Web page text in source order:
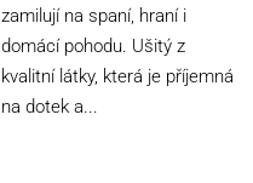
zamilují na spaní, hraní i
domácí pohodu. Ušitý z
kvalitní látky, která je příjemná
na dotek a...